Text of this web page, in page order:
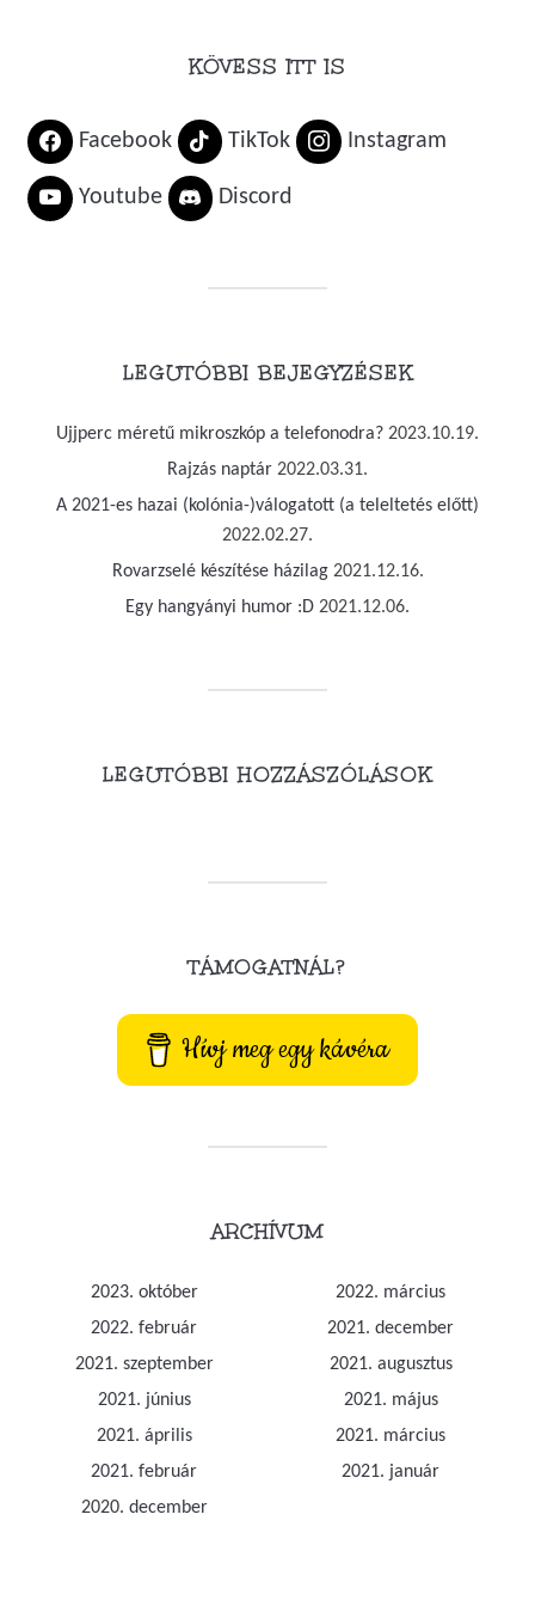
KÖVESS ITT IS
Facebook TikTok Instagram
Youtube Discord
LEGUTÓBBI BEJEGYZÉSEK
Ujjperc méretű mikroszkóp a telefonodra? 2023.10.19.
Rajzás naptár 2022.03.31.
A 2021-es hazai (kolónia-)válogatott (a teleltetés előtt)
2022.02.27.
Rovarzselé készítése házilag 2021.12.16.
Egy hangyányi humor :D 2021.12.06.
LEGUTÓBBI HOZZÁSZÓLÁSOK
TÁMOGATNÁL?
Hívj meg egy kávéra
ARCHÍVUM
2023. október
2022. március
2022. február
2021. december
2021. szeptember
2021. augusztus
2021. június
2021. május
2021. április
2021. március
2021. február
2021. január
2020. december